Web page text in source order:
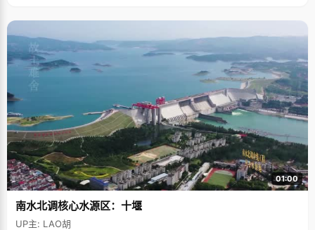
01:00
南水北调核心水源区：十堰
UP主: LAO胡